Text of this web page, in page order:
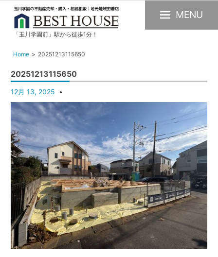
玉
川
園
の
不
動
産
購
入・
売
却・
賃
貸・
管
理
｜
「玉川学園前」駅から徒歩1分！
MENU
Home 20251213115650
20251213115650
12月 13, 2025